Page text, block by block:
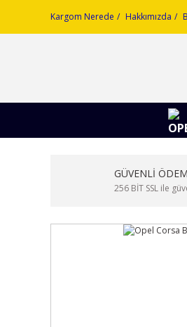
Kargom Nerede Hakkımızda
GÜVENLİ
256 BİT SSL ile